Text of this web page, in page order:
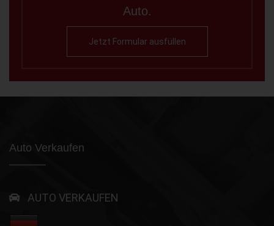
Auto.
Jetzt Formular ausfüllen
Auto Verkaufen
AUTO VERKAUFEN